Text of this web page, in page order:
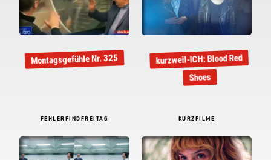
Montagsgefühle Nr. 325 kurzweil-ICH: Blood Red
Shoes
FEHLERFINDFREITAG KURZFILME